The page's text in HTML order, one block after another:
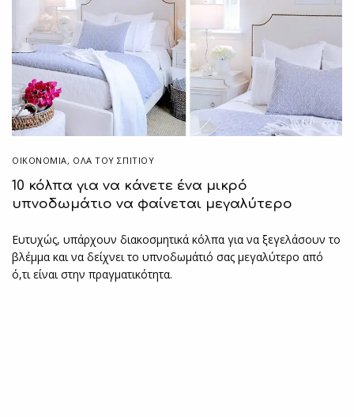
ΟΙΚΟΝΟΜΙΑ, ΌΛΑ ΤΟΥ ΣΠΙΤΙΟΥ
10 κόλπα για να κάνετε ένα μικρό
υπνοδωμάτιο να φαίνεται μεγαλύτερο
Ευτυχώς, υπάρχουν διακοσμητικά κόλπα για να ξεγελάσουν το
βλέμμα και να δείχνει το υπνοδωμάτιό σας μεγαλύτερο από
ό,τι είναι στην πραγματικότητα.